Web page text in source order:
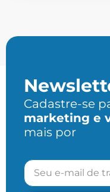
Cadastre-se
marketing e
mais por